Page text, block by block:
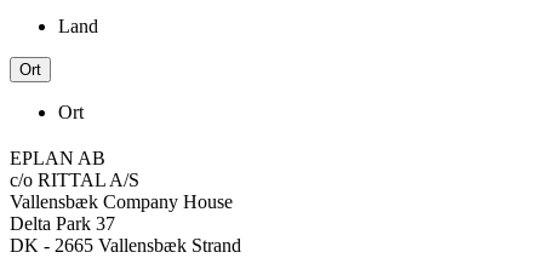
Land
Ort
Ort
EPLAN AB
c/o RITTAL A/S
Vallensbæk Company House
Delta Park 37
DK - 2665 Vallensbæk Strand